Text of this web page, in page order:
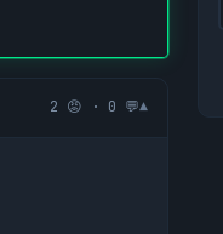
2 😡 · 0 💬▾